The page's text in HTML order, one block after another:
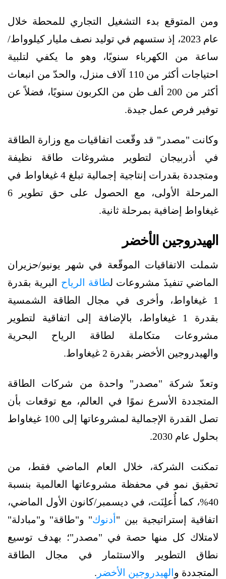
ومن المتوقع بدء التشغيل التجاري للمحطة خلال
عام 2023، إذ ستسهم في توليد نصف مليار كيلوواط/
ساعة من الكهرباء سنويًا، وهو ما يكفي لتلبية
احتياجات أكثر من 110 آلاف منزل، والحدّ من انبعاث
أكثر من 200 ألف طن من الكربون سنويًا، فضلاً عن
توفير فرص عمل جيدة.
وكانت "مصدر" قد وقّعت اتفاقيات مع وزارة الطاقة
في أذربيجان لتطوير مشروغات طاقة نظيفة
ومتجددة بقدرات إنتاجية إجمالية تبلغ 4 غيغاواط في
المرحلة الأولى، مع الحصول على حق تطوير 6
غيغاواط إضافية بمرحلة ثانية.
الهيدروجين الأخضر
شملت الاتفاقيات الموقّعة في شهر يونيو/حزيران
الماضي تنفيذَ مشروعات لطاقة الرياح البرية بقدرة
1 غيغاواط، وأخرى في مجال الطاقة الشمسية
بقدرة 1 غيغاواط، بالإضافة إلى اتفاقية لتطوير
مشروعات متكاملة لطاقة الرياح البحرية
والهيدروجين الأخضر بقدرة 2 غيغاواط.
وتعدّ شركة "مصدر" واحدة من شركات الطاقة
المتجددة الأسرع نموًا في العالم، مع توقعات بأن
تصل القدرة الإجمالية لمشروعاتها إلى 100 غيغاواط
بحلول عام 2030.
تمكنت الشركة، خلال العام الماضي فقط، من
تحقيق نمو في محفظة مشروعاتها العالمية بنسبة
40%، كما أُعلِنَت، في ديسمبر/كانون الأول الماضي،
اتفاقية إستراتيجية بين " أدنوك" و"طاقة" و"مبادلة"
لامتلاك كل منها حصة في "مصدر"؛ بهدف توسيع
نطاق التطوير والاستثمار في مجال الطاقة
المتجددة و الهيدروجين الأخضر .